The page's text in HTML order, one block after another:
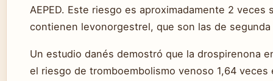
AEPED. Este riesgo es aproximadamente 2 veces
contienen levonorgestrel, que son las de
Un estudio danés demostró que la drospirenona
el riesgo de tromboembolismo venoso 1,64